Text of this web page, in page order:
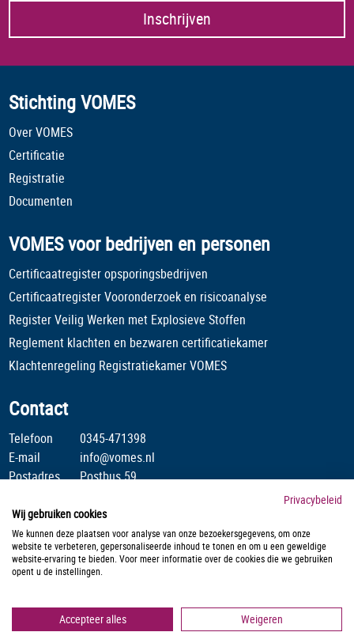
Inschrijven
Stichting VOMES
Over VOMES
Certificatie
Registratie
Documenten
VOMES voor bedrijven en personen
Certificaatregister opsporingsbedrijven
Certificaatregister Vooronderzoek en risicoanalyse
Register Veilig Werken met Explosieve Stoffen
Reglement klachten en bezwaren certificatiekamer
Klachtenregeling Registratiekamer VOMES
Contact
Telefoon
0345-471398
E-mail
info@vomes.nl
Postadres
Postbus 59
Stichting Veilig Omgaan Met Explosieve Stoffen is lid van :
Privacybeleid
Wij gebruiken cookies
We kunnen deze plaatsen voor analyse van onze bezoekersgegevens, om onze
website te verbeteren, gepersonaliseerde inhoud te tonen en om u een geweldige
website-ervaring te bieden. Voor meer informatie over de cookies die we gebruiken
opent u de instellingen.
Accepteer alles Weigeren